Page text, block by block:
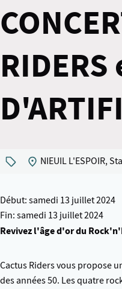
RIDERS
NIEUIL L'ESPOIR,
Début: samedi 13 juillet 2024
Fin: samedi 13 juillet 2024
Revivez l'âge d'or du
Cactus Riders vous propose
des années 50. Les quatre